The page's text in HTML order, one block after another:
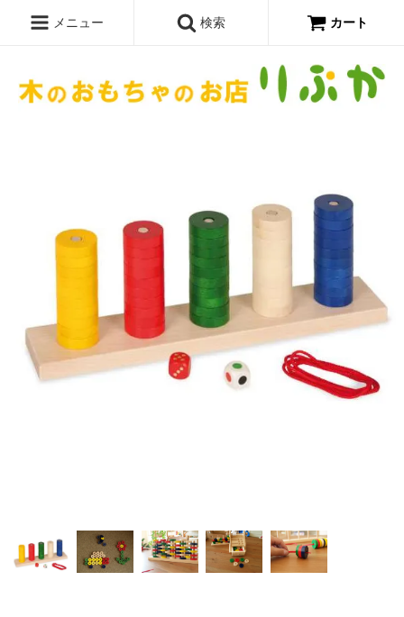
メニュー 検索 カート